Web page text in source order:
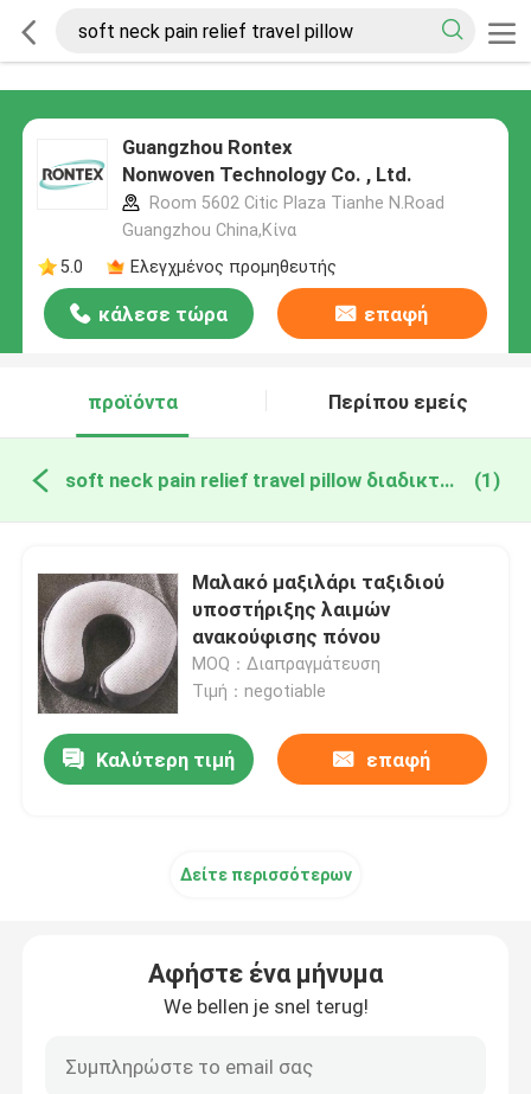
Guangzhou Rontex
Nonwoven Technology Co. , Ltd.
Room 5602 Citic Plaza Tianhe N.Road
Guangzhou China,Κίνα
5.0
Ελεγχμένος προμηθευτής
κάλεσε τώρα επαφή
προϊόντα Περίπου εμείς
soft neck pain relief travel pillow διαδικτυακή κατασκευή (1)
Μαλακό μαξιλάρι ταξιδιού
υποστήριξης λαιμών
ανακούφισης πόνου
MOQ：Διαπραγμάτευση
Τιμή：negotiable
Καλύτερη τιμή επαφή
Δείτε περισσότερων
Αφήστε ένα μήνυμα
We bellen je snel terug!